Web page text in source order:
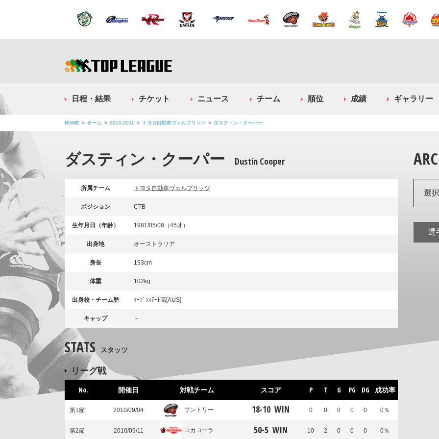
日程・結果 チケット ニュース チーム 順位 成績 ギャラリー
HOME チーム 2010-2011 トヨタ自動車ヴェルブリッツ ダスティン・クーパー
ダスティン・クーパー Dustin Cooper
所属チーム トヨタ自動車ヴェルブリッツ
ポジション CTB
生年月日（年齢） 1981/05/08（45才）
出身地 オーストラリア
身長 193cm
体重 102kg
出身校・チーム歴 ﾏｰｺﾞﾝｽﾃｰﾄ高[AUS]
キャップ －
STATS スタッツ
リーグ戦
No. 開催日 対戦チーム スコア P T G PG DG 成功率
第1節 2010/09/04 サントリー 18-10 WIN 0 0 0 0 0 0％
第2節 2010/09/11 コカコーラ 50-5 WIN 10 2 0 0 0 0％
選
選